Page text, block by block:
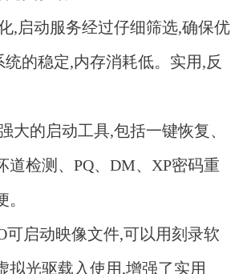
,启动服务经过仔细筛选,确保优
的稳定,内存消耗低。实用,反
大的启动工具,包括一键恢复、
道检测、PQ、DM、XP密码重
可启动映像文件,可以用刻录软
拟光驱载入使用,增强了实用